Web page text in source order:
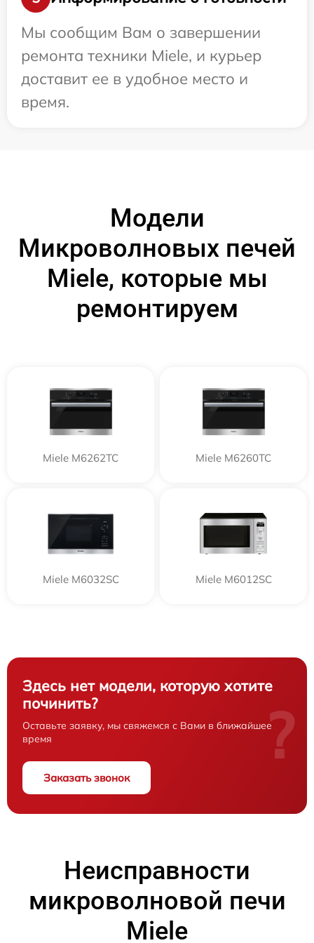
Мы сообщим Вам о завершении
ремонта техники Miele, и курьер
доставит ее в удобное место и
время.
Модели
Микроволновых печей
Miele, которые мы
ремонтируем
Miele M6262TC Miele M6260TC
Miele M6032SC Miele M6012SC
Здесь нет модели, которую хотите
починить?
Оставьте заявку, мы свяжемся с Вами в ближайшее
время
Заказать звонок
?
Неисправности
микроволновой печи
Miele